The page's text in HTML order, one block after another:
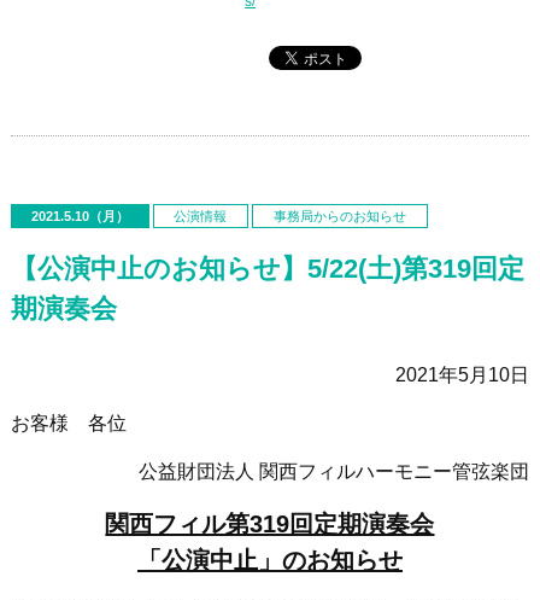
2021.5.10（月） 公演情報 事務局からのお知らせ
【公演中止のお知らせ】5/22(土)第319回定
期演奏会
2021年5月10日
お客様 各位
公益財団法人 関西フィルハーモニー管弦楽団
関西フィル第319回定期演奏会
「公演中止」のお知らせ